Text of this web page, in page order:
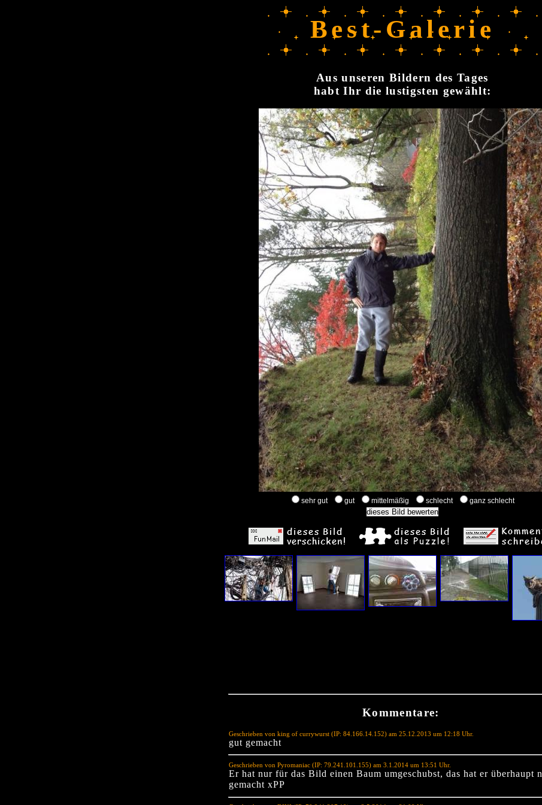
Best-Galerie
Aus unseren Bildern des Tages
habt Ihr die lustigsten gewählt:
sehr gut gut mittelmäßig schlecht ganz schlecht
Kommentare:
Geschrieben von king of currywurst (IP: 84.166.14.152) am 25.12.2013 um 12:18 Uhr.
gut gemacht
Geschrieben von Pyromaniac (IP: 79.241.101.155) am 3.1.2014 um 13:51 Uhr.
Er hat nur für das Bild einen Baum umgeschubst, das hat er überhaupt
gemacht xPP